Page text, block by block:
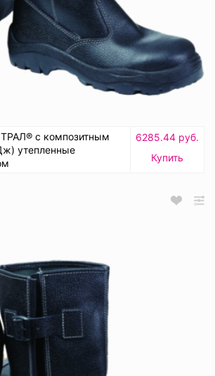
с композитным
утепленные
6285.44 руб.
Купить